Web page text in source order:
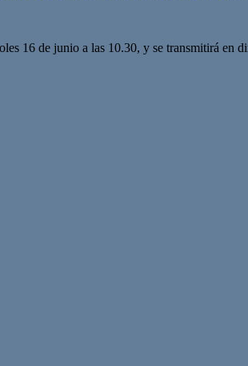
16 de junio a las 10.30, y se transmitirá en